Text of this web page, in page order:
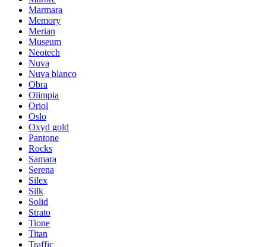
Marmara
Memory
Merian
Museum
Neotech
Nuva
Nuva blanco
Obra
Olimpia
Oriol
Oslo
Oxyd gold
Pantone
Rocks
Samara
Serena
Silex
Silk
Solid
Strato
Tione
Titan
Traffic